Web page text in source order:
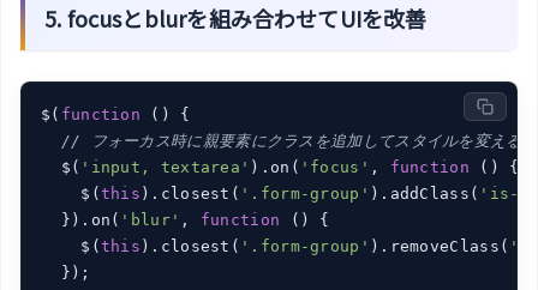
5. focusとblurを組み合わせてUIを改善
$( function ( ) {
// フォーカス時に親要素にクラスを追加してスタイルを変える
  $(
'input, textarea' ).on( 'focus' , function ( ) {
    $(
this ).closest( '.form-group' ).addClass( 'is-
  }).on(
'blur' , function ( ) {
    $(
this ).closest( '.form-group' ).removeClass(
  });